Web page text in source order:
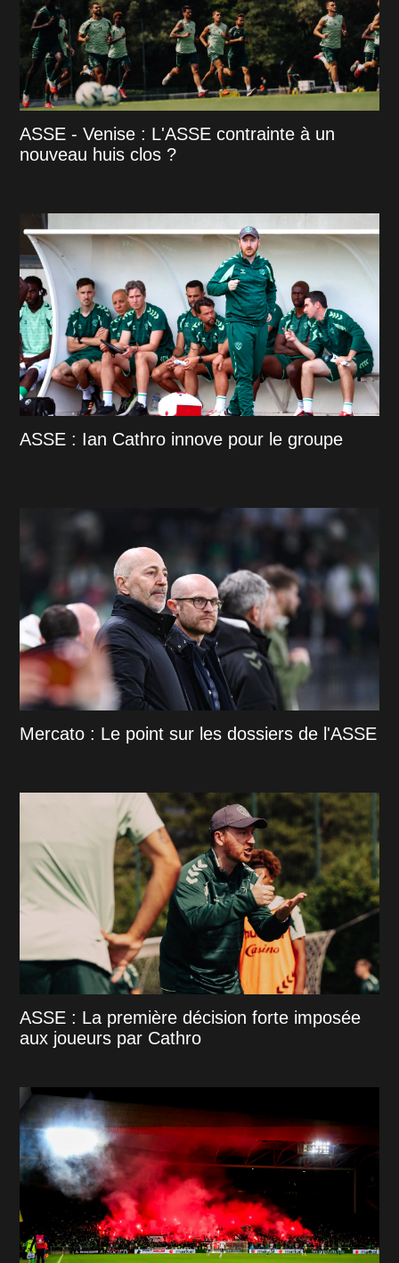
ASSE - Venise : L'ASSE contrainte à un
nouveau huis clos ?
ASSE : Ian Cathro innove pour le groupe
Mercato : Le point sur les dossiers de l'ASSE
ASSE : La première décision forte imposée
aux joueurs par Cathro